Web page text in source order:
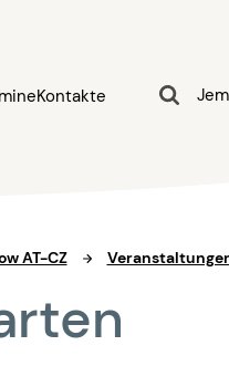
Kontakte
AT-CZ